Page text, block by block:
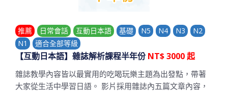
推薦 日常會話 互動日本語 基礎 N5 N4 N3
N2
N1
適合全部等級
【互動日本語】雜誌解析課程半年份 NT$ 3000 起
雜誌教學內容皆以最實用的吃喝玩樂主題為出發點，帶著
大家從生活中學習日語。 影片採用雜誌內五篇文章內容，